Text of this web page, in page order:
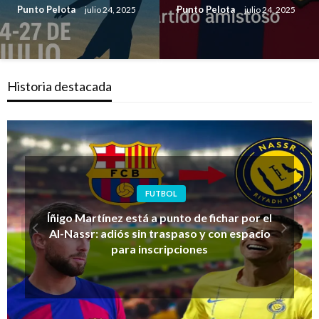
Punto Pelota julio 24, 2025 Punto Pelota julio 24, 2025
Historia destacada
FUTBOL FEMENINO
Inglaterra vs España: la gran final de la
Eurocopa Femenina 2025 ya tiene fecha y
sede